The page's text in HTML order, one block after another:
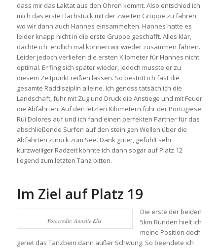
dass mir das Laktat aus den Ohren kommt. Also entschied ich
mich das erste Flachstück mit der zweiten Gruppe zu fahren,
wo wir dann auch Hannes einsammelten. Hannes hatte es
leider knapp nicht in die erste Gruppe geschafft. Alles klar,
dachte ich, endlich mal können wir wieder zusammen fahren.
Leider jedoch verliefen die ersten Kilometer für Hannes nicht
optimal. Er fing sich später wieder, jedoch musste er zu
diesem Zeitpunkt reißen lassen. So bestritt ich fast die
gesamte Raddisziplin alleine. Ich genoss tatsächlich die
Landschaft, fuhr mit Zug und Druck die Anstiege und mit Feuer
die Abfahrten. Auf den letzten Kilometern fuhr der Portugiese
Rui Dolores auf und ich fand einen perfekten Partner für das
abschließende Surfen auf den steinigen Wellen über die
Abfahrten zurück zum See. Dank guter, gefühlt sehr
kurzweiliger Radzeit konnte ich dann sogar auf Platz 12
liegend zum letzten Tanz bitten.
Im Ziel auf Platz 19
Fotocredit: Annelie Klix
Die erste der beiden
5km Runden hielt ich
meine Position doch
geriet das Tanzbein dann außer Schwung. So beendete ich